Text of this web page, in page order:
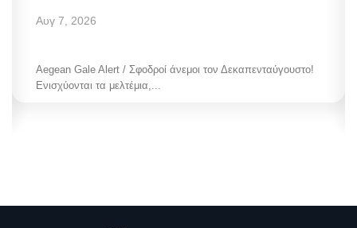
Αυγ 7, 2026
Aegean Gale Alert / Σφοδροί άνεμοι τον Δεκαπενταύγουστο!
Ενισχύονται τα μελτέμια,...